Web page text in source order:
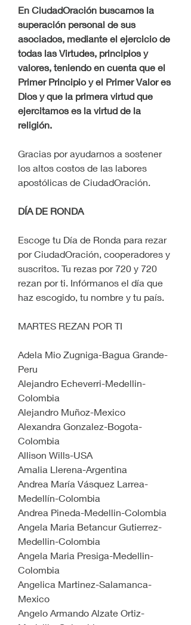
En CiudadOración buscamos la
superación personal de sus
asociados, mediante el ejercicio de
todas las Virtudes, principios y
valores, teniendo en cuenta que el
Primer Principio y el Primer Valor es
Dios y que la primera virtud que
ejercitamos es la virtud de la
religión.
Gracias por ayudarnos a sostener
los altos costos de las labores
apostólicas de CiudadOración.
DÍA DE RONDA
Escoge tu Día de Ronda para rezar
por CiudadOración, cooperadores y
suscritos. Tu rezas por 720 y 720
rezan por ti. Infórmanos el día que
haz escogido, tu nombre y tu país.
MARTES REZAN POR TI
Adela Mio Zugniga-Bagua Grande-
Peru
Alejandro Echeverri-Medellin-
Colombia
Alejandro Muñoz-Mexico
Alexandra Gonzalez-Bogota-
Colombia
Allison Wills-USA
Amalia Llerena-Argentina
Andrea María Vásquez Larrea-
Medellín-Colombia
Andrea Pineda-Medellin-Colombia
Angela Maria Betancur Gutierrez-
Medellin-Colombia
Angela Maria Presiga-Medellin-
Colombia
Angelica Martinez-Salamanca-
Mexico
Angelo Armando Alzate Ortiz-